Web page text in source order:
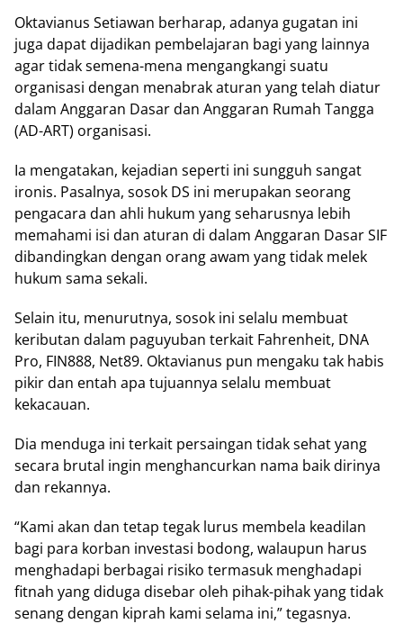
Oktavianus Setiawan berharap, adanya gugatan ini
juga dapat dijadikan pembelajaran bagi yang lainnya
agar tidak semena-mena mengangkangi suatu
organisasi dengan menabrak aturan yang telah diatur
dalam Anggaran Dasar dan Anggaran Rumah Tangga
(AD-ART) organisasi.
Ia mengatakan, kejadian seperti ini sungguh sangat
ironis. Pasalnya, sosok DS ini merupakan seorang
pengacara dan ahli hukum yang seharusnya lebih
memahami isi dan aturan di dalam Anggaran Dasar SIF
dibandingkan dengan orang awam yang tidak melek
hukum sama sekali.
Selain itu, menurutnya, sosok ini selalu membuat
keributan dalam paguyuban terkait Fahrenheit, DNA
Pro, FIN888, Net89. Oktavianus pun mengaku tak habis
pikir dan entah apa tujuannya selalu membuat
kekacauan.
Dia menduga ini terkait persaingan tidak sehat yang
secara brutal ingin menghancurkan nama baik dirinya
dan rekannya.
“Kami akan dan tetap tegak lurus membela keadilan
bagi para korban investasi bodong, walaupun harus
menghadapi berbagai risiko termasuk menghadapi
fitnah yang diduga disebar oleh pihak-pihak yang tidak
senang dengan kiprah kami selama ini,” tegasnya.